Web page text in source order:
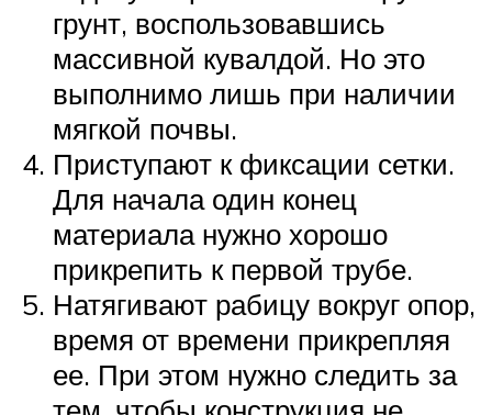
грунт, воспользовавшись
массивной кувалдой. Но это
выполнимо лишь при наличии
мягкой почвы.
Приступают к фиксации сетки.
Для начала один конец
материала нужно хорошо
прикрепить к первой трубе.
Натягивают рабицу вокруг опор,
время от времени прикрепляя
ее. При этом нужно следить за